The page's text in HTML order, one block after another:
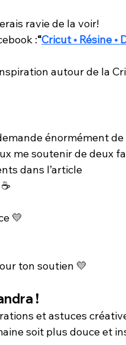
ravie de la voir!
:“Cricut • Résine •
autour de la
énormément
me soutenir de deux
dans l’article
💛
ton soutien 💛
!
et astuces
soit plus douce et